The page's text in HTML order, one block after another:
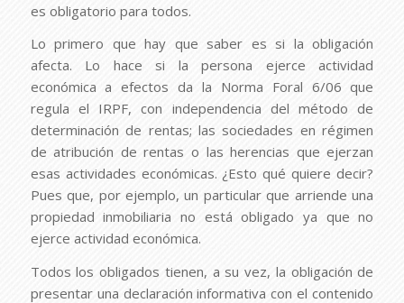
es obligatorio para todos.
Lo primero que hay que saber es si la obligación
afecta. Lo hace si la persona ejerce actividad
económica a efectos da la Norma Foral 6/06 que
regula el IRPF, con independencia del método de
determinación de rentas; las sociedades en régimen
de atribución de rentas o las herencias que ejerzan
esas actividades económicas. ¿Esto qué quiere decir?
Pues que, por ejemplo, un particular que arriende una
propiedad inmobiliaria no está obligado ya que no
ejerce actividad económica.
Todos los obligados tienen, a su vez, la obligación de
presentar una declaración informativa con el contenido